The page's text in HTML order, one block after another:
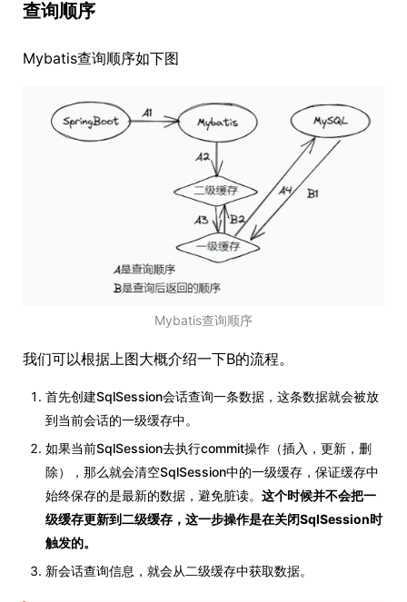
查询顺序
Mybatis查询顺序如下图
Mybatis查询顺序
我们可以根据上图大概介绍一下B的流程。
首先创建SqlSession会话查询一条数据，这条数据就会被放
到当前会话的一级缓存中。
如果当前SqlSession去执行commit操作（插入，更新，删
除），那么就会清空SqlSession中的一级缓存，保证缓存中
始终保存的是最新的数据，避免脏读。 这个时候并不会把一
级缓存更新到二级缓存，这一步操作是在关闭SqlSession时
触发的。
新会话查询信息，就会从二级缓存中获取数据。